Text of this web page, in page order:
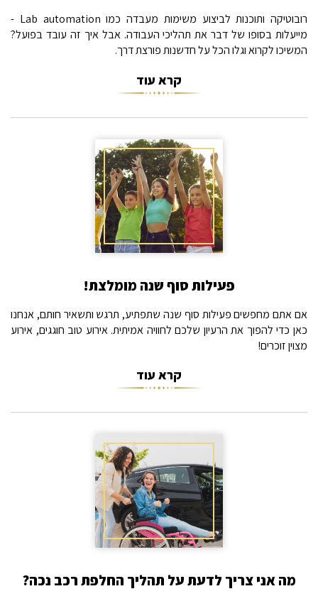
רובוטיקה ותוכנות לביצוע משימות מעבדה כמו Lab automation -
מייעלות בסופו של דבר את תהליכי העבודה. אבל איך זה עובד בפועל?
המשיכו לקרוא וגלו הכל על חדשנות פורצת דרך.
קרא עוד
פעילות סוף שנה מומלצת!
אם אתם מחפשים פעילות סוף שנה שתפתיע, תרגש ותשאיר חותם, אנחנו
כאן כדי להפוך את הרעיון שלכם לחוויה אמיתית. אירוע טוב חוגגים, אירוע
מצוין זוכרים!
קרא עוד
מה אני צריך לדעת על תהליך החלפת רכב נכה?